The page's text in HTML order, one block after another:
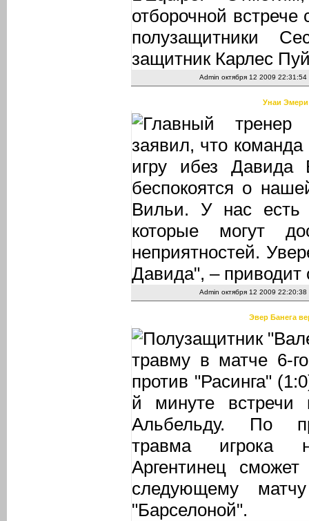
отборочной
полузащитники
защитник Карлес
Admin октября 12 2009 22:31:54
Унаи
Главный
заявил, что
игру ибез Давида
беспокоятся о
Вильи. У нас есть
которые могут
неприятностей.
Давида", – приводит
Admin октября 12 2009 22:20:38
Эвер Банега
Полузащитник
травму в матче 6-
против "Расинга"
й минуте встречи
Альбельду. По
травма игрока
Аргентинец
следующему
"Барселоной".